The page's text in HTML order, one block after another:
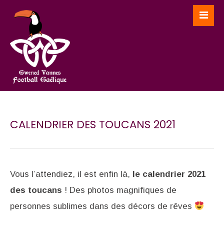
CALENDRIER DES TOUCANS 2021
Vous l’attendiez, il est enfin là,
le calendrier 2021
des toucans ! Des photos magnifiques de
personnes sublimes dans des décors de rêves